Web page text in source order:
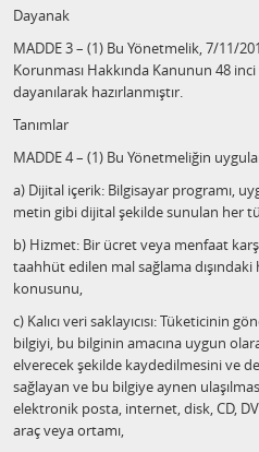
Dayanak
MADDE 3 – (1) Bu Yönetmelik, 7/11/
Korunması Hakkında Kanunun 48
dayanılarak hazırlanmıştır.
Tanımlar
MADDE 4 – (1) Bu Yönetmeliğin
a) Dijital içerik: Bilgisayar programı,
metin gibi dijital şekilde sunulan her
b) Hizmet: Bir ücret veya menfaat
taahhüt edilen mal sağlama
konusunu,
c) Kalıcı veri saklayıcısı: Tüketicinin
bilgiyi, bu bilginin amacına uygun
elverecek şekilde kaydedilmesini ve
sağlayan ve bu bilgiye aynen
elektronik posta, internet, disk, CD,
araç veya ortamı,